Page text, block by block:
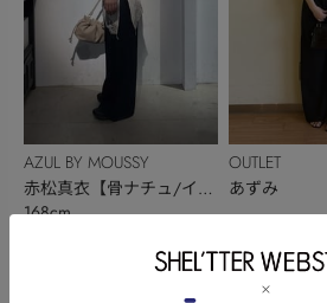
AZUL BY MOUSSY
赤松真衣【骨ナチュ/イエ
ベ春】
168cm
OUTLET
あずみ